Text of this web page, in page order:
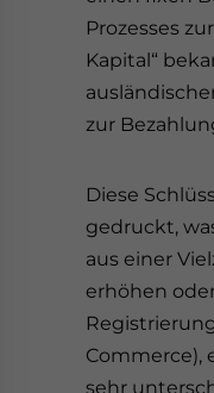
Prozesses
Kapital“
zur
Diese
gedruckt,
aus einer
erhöhen
Commerce),
sehr